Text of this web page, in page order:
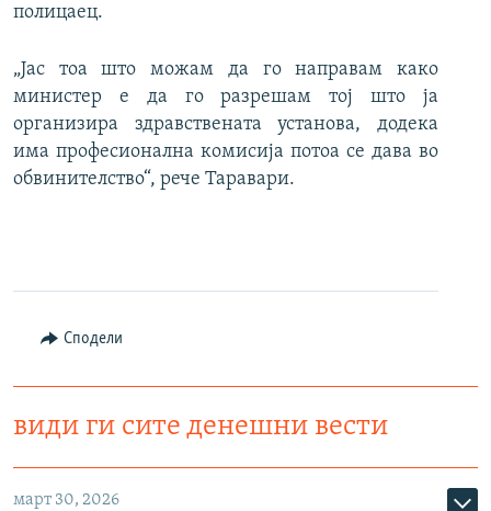
полицаец.
„Јас тоа што можам да го направам како
министер е да го разрешам тој што ја
организира здравствената установа, додека
има професионална комисија потоа се дава во
обвинителство“, рече Таравари.
Сподели
види ги сите денешни вести
март 30, 2026